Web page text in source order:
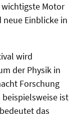
Motor
Einblicke in
wird
der Physik in
Forschung
ist
das